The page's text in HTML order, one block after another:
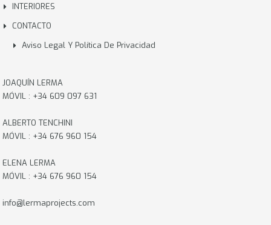
INTERIORES
CONTACTO
Aviso Legal Y Política De Privacidad
JOAQUÍN LERMA
MÓVIL : +34 609 097 631
ALBERTO TENCHINI
MÓVIL : +34 676 960 154
ELENA LERMA
MÓVIL : +34 676 960 154
info@lermaprojects.com